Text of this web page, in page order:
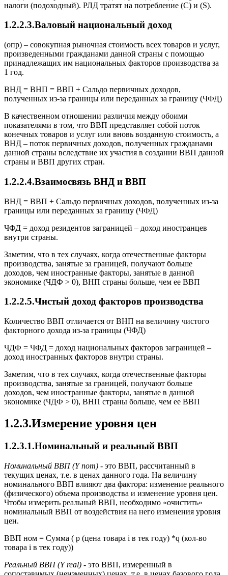
налоги (подоходный). РЛД тратят на потребление (C) и (S).
1.2.2.3.Валовый национальный доход
(опр) – совокупная рыночная стоимость всех товаров и услуг,
произведенными гражданами данной страны с помощью
принадлежащих им национальных факторов производства за
1 год.
ВНД = ВНП = ВВП + Сальдо первичных доходов,
полученных из-за границы или переданных за границу (ЧФД)
В качественном отношении различия между обоими
показателями в том, что ВВП представляет собой поток
конечных товаров и услуг или вновь возданную стоимость, а
ВНД – поток первичных доходов, полученных гражданами
данной страны вследствие их участия в создании ВВП данной
страны и ВВП других стран.
1.2.2.4.Взаимосвязь ВНД и ВВП
ВНД = ВВП + Сальдо первичных доходов, полученных из-за
границы или переданных за границу (ЧФД)
ЧФД = доход резидентов заграницей – доход иностранцев
внутри страны.
Заметим, что в тех случаях, когда отечественные факторы
производства, занятые за границей, получают больше
доходов, чем иностранные факторы, занятые в данной
экономике (ЧДФ > 0), ВНП страны больше, чем ее ВВП
1.2.2.5.Чистый доход факторов производства
Количество ВВП отличается от ВНП на величину чистого
факторного дохода из-за границы (ЧФД)
ЧДФ = ЧФД = доход национальных факторов заграницей –
доход иностранных факторов внутри страны.
Заметим, что в тех случаях, когда отечественные факторы
производства, занятые за границей, получают больше
доходов, чем иностранные факторы, занятые в данной
экономике (ЧДФ > 0), ВНП страны больше, чем ее ВВП
1.2.3.Измерение уровня цен
1.2.3.1.Номинальный и реальный ВВП
Номинальный ВВП (Ynom) - это ВВП, рассчитанный в
текущих ценах, т.е. в ценах данного года. На величину
номинального ВВП влияют два фактора: изменение реального
(физического) объема производства и изменение уровня цен.
Чтобы измерить реальный ВВП, необходимо «очистить»
номинальный ВВП от воздействия на него изменения уровня
цен.
ВВП ном = Сумма ( p (цена товара i в тек году) *q (кол-во
товара i в тек году))
Реальный ВВП (Yreal) - это ВВП, измеренный в